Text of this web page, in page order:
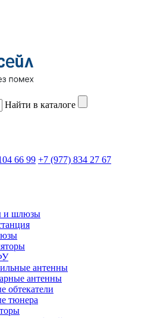
Найти в каталоге
66 99 +7 (977) 834 27 67
и шлюзы
антенны
антенны
обтекатели
тюнера